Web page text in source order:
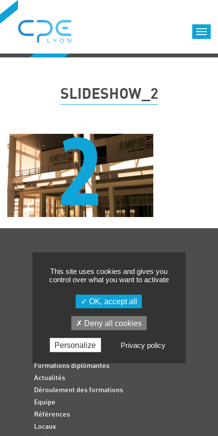
Formations diplômantes
Equipe
Nous choisir
Nos locaux
LOCATION DE SALLES DE FORMATION
Accès
Nos clients
sustainability – September 15 and 16, 2026
FRENCH-CHINESE CONFERENCE ON GREEN
CHEMISTRY
SLIDESHOW_2
Navigation
Accueil
Formations qualifiantes
Formations diplômantes
Actualités
Déroulement des formations
Equipe
Références
Locaux
Cookies management panel
This site uses cookies and gives you
control over what you want to activate
OK, accept all
Deny all cookies
Personalize Privacy policy